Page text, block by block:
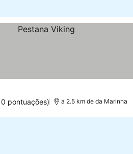
pontuações) a 2.5 km de da Marinha